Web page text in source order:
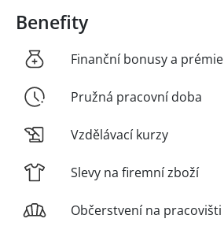
Benefity
Finanční bonusy a prémie
Pružná pracovní doba
Vzdělávací kurzy
Slevy na firemní zboží
Občerstvení na pracovišti